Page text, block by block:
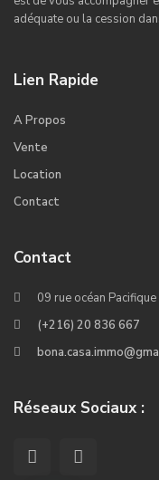
adéquate ou la cession
Lien Rapide
A Propos
Vente
Location
Contact
Contact
09 rue océan
(+216) 20 836 667
Réseaux Sociaux :